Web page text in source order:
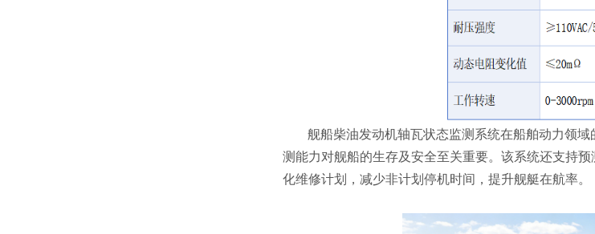
舰船柴油发动机轴瓦状态监测系统在船舶动力领域
测能力对舰船的生存及安全至关重要。该系统还支持
化维修计划，减少非计划停机时间，提升舰艇在航率。